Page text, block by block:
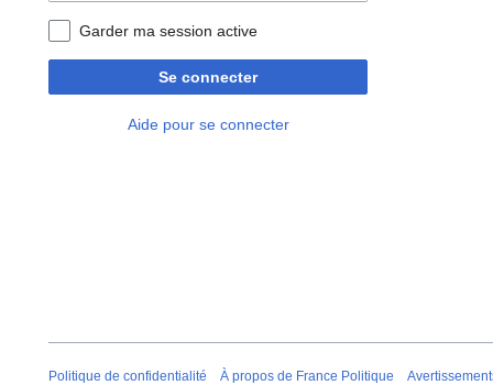
Garder ma session active
Se connecter
Aide pour se connecter
Politique de confidentialité À propos de France Politique